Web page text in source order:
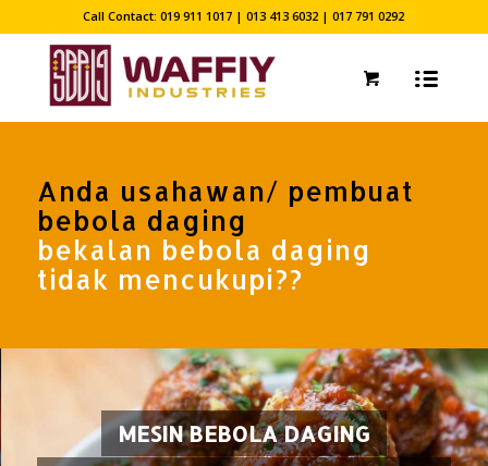
Call Contact: 019 911 1017 | 013 413 6032 | 017 791 0292
Anda usahawan/ pembuat
bebola daging
bekalan bebola daging
tidak mencukupi??
MESIN BEBOLA DAGING